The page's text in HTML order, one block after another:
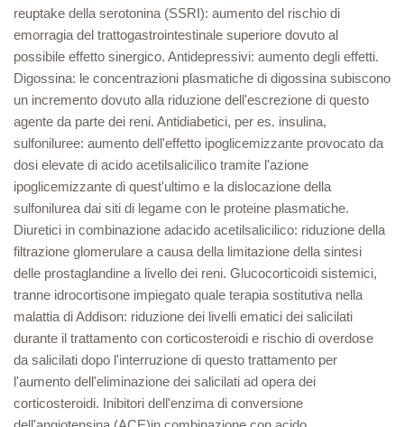
reuptake della serotonina (SSRI): aumento del rischio di
emorragia del trattogastrointestinale superiore dovuto al
possibile effetto sinergico. Antidepressivi: aumento degli effetti.
Digossina: le concentrazioni plasmatiche di digossina subiscono
un incremento dovuto alla riduzione dell'escrezione di questo
agente da parte dei reni. Antidiabetici, per es. insulina,
sulfoniluree: aumento dell'effetto ipoglicemizzante provocato da
dosi elevate di acido acetilsalicilico tramite l'azione
ipoglicemizzante di quest'ultimo e la dislocazione della
sulfonilurea dai siti di legame con le proteine plasmatiche.
Diuretici in combinazione adacido acetilsalicilico: riduzione della
filtrazione glomerulare a causa della limitazione della sintesi
delle prostaglandine a livello dei reni. Glucocorticoidi sistemici,
tranne idrocortisone impiegato quale terapia sostitutiva nella
malattia di Addison: riduzione dei livelli ematici dei salicilati
durante il trattamento con corticosteroidi e rischio di overdose
da salicilati dopo l'interruzione di questo trattamento per
l'aumento dell'eliminazione dei salicilati ad opera dei
corticosteroidi. Inibitori dell'enzima di conversione